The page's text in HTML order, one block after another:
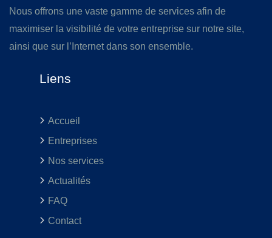
Nous offrons une vaste gamme de services afin de
maximiser la visibilité de votre entreprise sur notre site,
ainsi que sur l’Internet dans son ensemble.
Liens
Accueil
Entreprises
Nos services
Actualités
FAQ
Contact